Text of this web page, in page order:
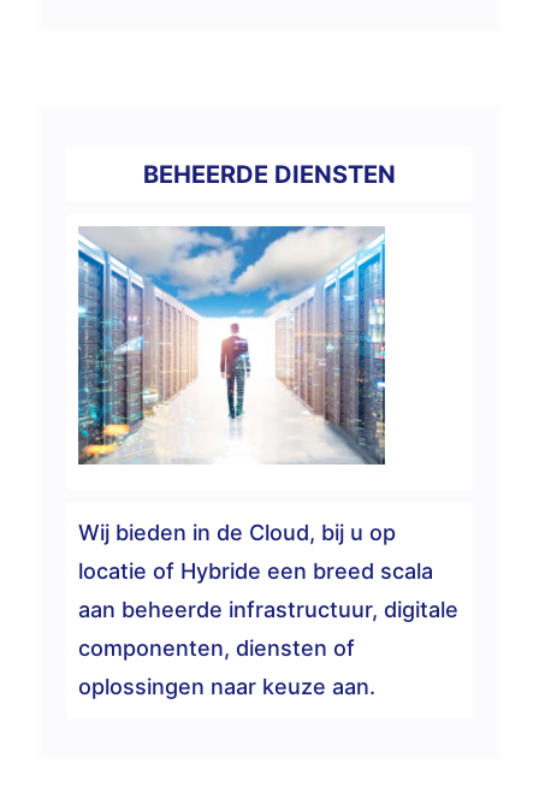
BEHEERDE DIENSTEN
Wij bieden in de Cloud, bij u op
locatie of Hybride een breed scala
aan beheerde infrastructuur, digitale
componenten, diensten of
oplossingen naar keuze aan.